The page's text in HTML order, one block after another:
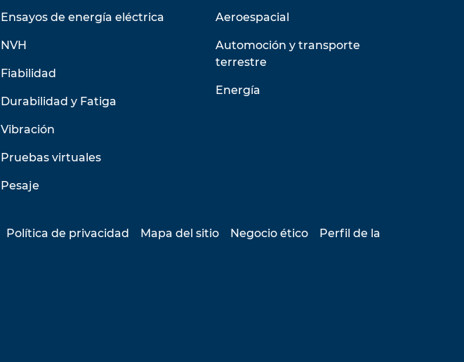
Ensayos de energía eléctrica
NVH
Fiabilidad
Durabilidad y Fatiga
Vibración
Pruebas virtuales
Pesaje
Aeroespacial
Automoción y transporte
terrestre
Energía
Política de privacidad Mapa del sitio Negocio ético
Perfil de la